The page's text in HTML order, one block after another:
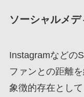
ソーシャルメデ
Instagramなどの
ファンとの距離
象徴的存在とし